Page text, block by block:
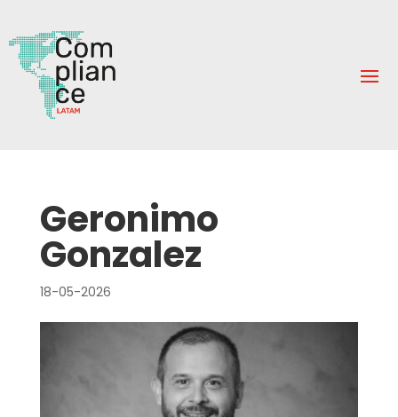
Geronimo
Gonzalez
18-05-2026